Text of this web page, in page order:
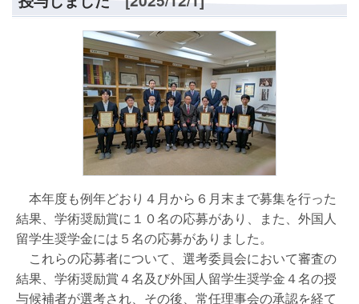
本年度も例年どおり４月から６月末まで募集を行った
結果、学術奨励賞に１０名の応募があり、また、外国人
留学生奨学金には５名の応募がありました。
これらの応募者について、選考委員会において審査の
結果、学術奨励賞４名及び外国人留学生奨学金４名の授
与候補者が選考され、その後、常任理事会の承認を経て